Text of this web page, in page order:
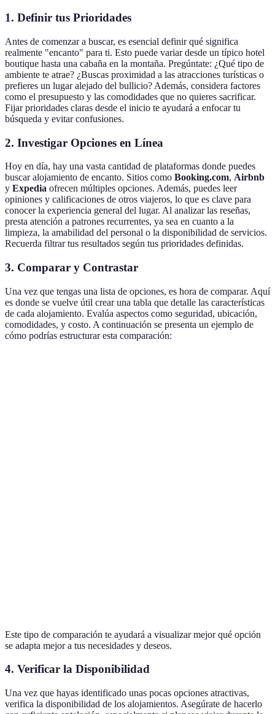
1. Definir tus Prioridades
Antes de comenzar a buscar, es esencial definir qué significa
realmente "encanto" para ti. Esto puede variar desde un típico hotel
boutique hasta una cabaña en la montaña. Pregúntate: ¿Qué tipo de
ambiente te atrae? ¿Buscas proximidad a las atracciones turísticas o
prefieres un lugar alejado del bullicio? Además, considera factores
como el presupuesto y las comodidades que no quieres sacrificar.
Fijar prioridades claras desde el inicio te ayudará a enfocar tu
búsqueda y evitar confusiones.
2. Investigar Opciones en Línea
Hoy en día, hay una vasta cantidad de plataformas donde puedes
buscar alojamiento de encanto. Sitios como Booking.com, Airbnb
y Expedia ofrecen múltiples opciones. Además, puedes leer
opiniones y calificaciones de otros viajeros, lo que es clave para
conocer la experiencia general del lugar. Al analizar las reseñas,
presta atención a patrones recurrentes, ya sea en cuanto a la
limpieza, la amabilidad del personal o la disponibilidad de servicios.
Recuerda filtrar tus resultados según tus prioridades definidas.
3. Comparar y Contrastar
Una vez que tengas una lista de opciones, es hora de comparar. Aquí
es donde se vuelve útil crear una tabla que detalle las características
de cada alojamiento. Evalúa aspectos como seguridad, ubicación,
comodidades, y costo. A continuación se presenta un ejemplo de
cómo podrías estructurar esta comparación:
Este tipo de comparación te ayudará a visualizar mejor qué opción
se adapta mejor a tus necesidades y deseos.
4. Verificar la Disponibilidad
Una vez que hayas identificado unas pocas opciones atractivas,
verifica la disponibilidad de los alojamientos. Asegúrate de hacerlo